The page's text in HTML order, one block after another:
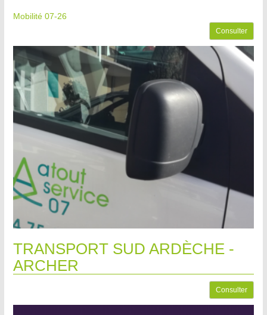
Mobilité 07-26
Consulter
TRANSPORT SUD ARDÈCHE -
ARCHER
Consulter